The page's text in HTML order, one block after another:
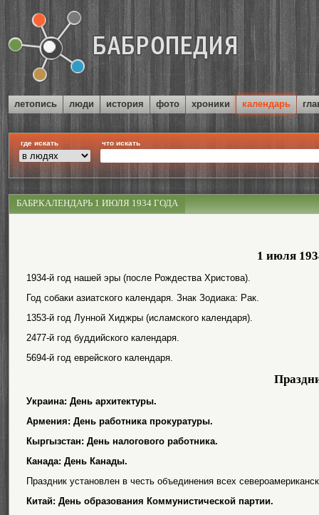
летопись люди история фото хроники календарь
где искать что искать
БАБР.КАЛЕНДАРЬ 1 ИЮЛЯ 1934 ГОДА
1 июля
1934-й год нашей эры (после Рождества Христова).
Год собаки азиатского календаря. Знак Зодиака: Рак.
1353-й год Лунной Хиджры (исламского календаря).
2477-й год буддийского календаря.
5694-й год еврейского календаря.
Украина: День архитектуры.
Армения: День работника прокуратуры.
Кыргызстан: День налогового работника.
Канада: День Канады.
Праздник установлен в честь объединения всех
Китай: День образования Коммунистической партии.